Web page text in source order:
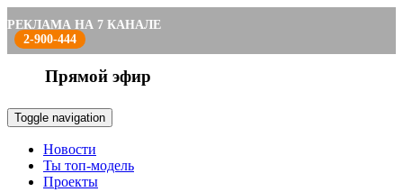
РЕКЛАМА НА 7 КАНАЛЕ
2-900-444
Прямой эфир
Toggle navigation
Новости
Ты топ-модель
Проекты